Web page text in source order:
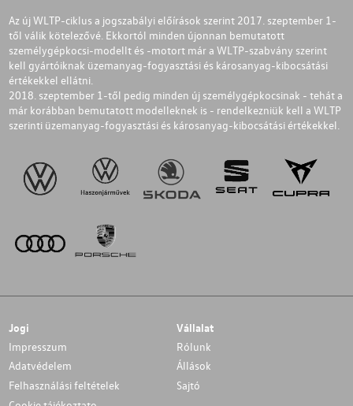
Az új WLTP-ciklus a jogszabályi előírások szerint 2017. szeptember 1-
től válik kötelezővé. Ekkortól minden újonnan bemutatott
személygépkocsi-modellt és -motort már a WLTP-szabvány szerint
kell gyártóiknak üzemanyag-fogyasztási és károsanyag-kibocsátási
értékekkel ellátni.
2018. szeptember 1-től pedig minden új személygépkocsinak - tehát a
már korábban bemutatott modelleknek is - rendelkezniük kell a WLTP
szerinti üzemanyag-fogyasztási és károsanyag-kibocsátási értékekkel.
Jogi
Impresszum
Adatvédelem
Felhasználási feltételek
Vállalat
Rólunk
Állások
Sajtó